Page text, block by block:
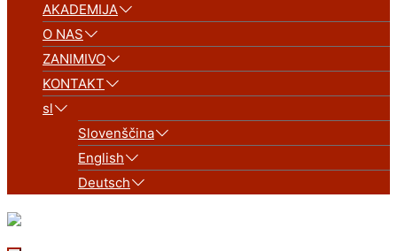
AKADEMIJA
O NAS
ZANIMIVO
KONTAKT
sl
Slovenščina
English
Deutsch